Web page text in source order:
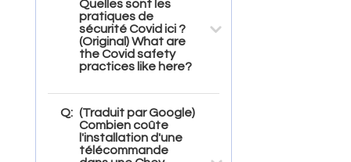
Quelles sont les
pratiques de
sécurité Covid ici ?
(Original) What are
the Covid safety
practices like here?
Q: (Traduit par Google)
Combien coûte
l'installation d'une
télécommande